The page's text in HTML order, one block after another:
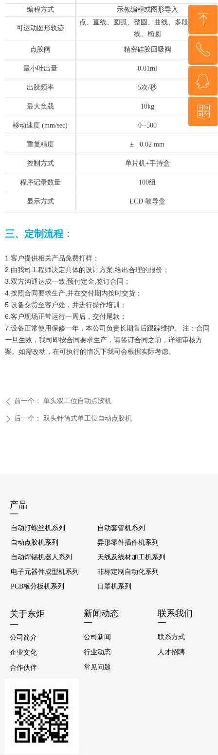
编程方式
示教编程或图形导入
可运动图形轨迹
点、直线、圆弧、整圆、曲线、多段线、螺旋
线、椭圆
点胶阀 精密硅胶回吸阀
最小吐出量 0.01ml
出胶频率 5次/秒
最大负载 10kg
移动速度 (mm/sec) 0--500
重复精度 ± 0.02 mm
控制方式 单片机+手持盒
程序记录数量 100组
显示方式 LCD 教导盒
三、定制流程：
1.客户提供相关产品免费打样；
2.由我司工程师决定具体的设计方案,给出合理的报价；
3.双方沟通达成一致,预付定金,签订合同；
4.按照合同要求生产,并在交付期内按时交货；
5.设备交货至客户处，并进行操作培训；
6.客户现场正常运行一周后，交付尾款；
7.设备正常使用保修一年，本公司负责长期售后跟踪维护。 注：合同
一旦生效，我司即按合同要求生产，请签订合同之前，详细审核方
案。如需改动，在可执行的情况下我司会根据实际考虑。
ꄴ 前一个： 单头双工位自动点胶机
ꄲ 后一个： 双头针筒式单工位自动点胶机
公司简介
企业文化
合作伙伴
关于东炬
—
公司新闻
行业动态
常见问题
新闻动态
—
联系方式
人才招聘
联系我们
—
自动打螺丝机系列
自动点胶机系列
自动焊锡机器人系列
电子元器件成型机系列
PCB板分板机系列
产品
—
自动套管机系列
异形零件插件机系列
天线及线材加工机系列
非标定制自动化系列
口罩机系列
ꁸ
回到顶部
ꂅ
13360482989
ꁗ
QQ客服
ꀥ